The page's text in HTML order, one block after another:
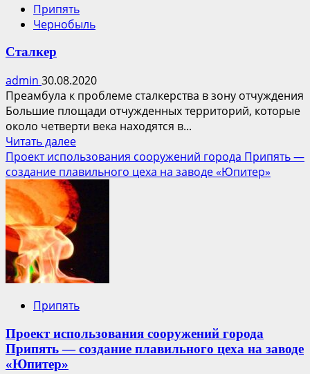
Припять
Чернобыль
Сталкер
admin 30.08.2020
Преамбула к проблеме сталкерства в зону отчуждения
Большие площади отчужденных территорий, которые
около четверти века находятся в...
Читать далееПрочитать
больше
о
Сталкер
Проект использования сооружений города Припять —
создание плавильного цеха на заводе «Юпитер»
Припять
Проект использования сооружений города
Припять — создание плавильного цеха на заводе
«Юпитер»